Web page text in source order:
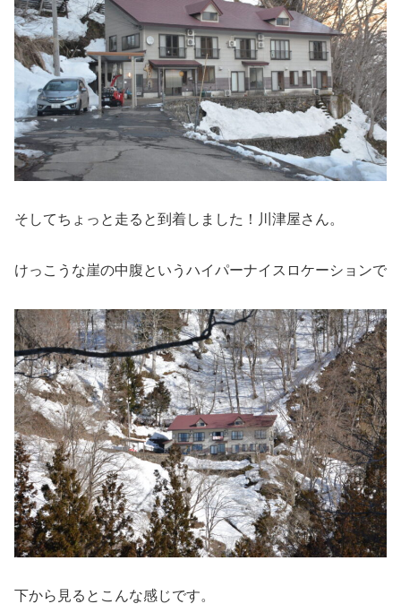
そしてちょっと走ると到着しました！川津屋さん。
けっこうな崖の中腹というハイパーナイスロケーションで
下から見るとこんな感じです。